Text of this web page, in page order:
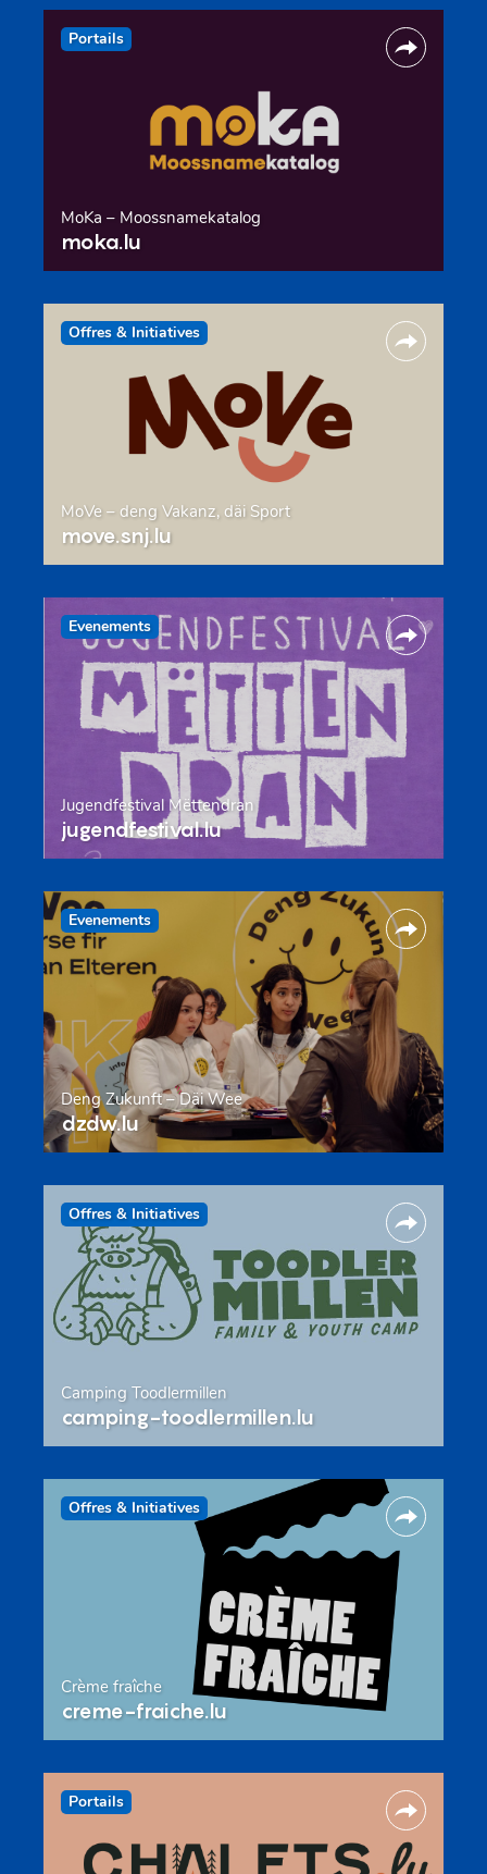
Portails
MoKa – Moossnamekatalog
moka.lu
Offres & Initiatives
MoVe – deng Vakanz, däi Sport
move.snj.lu
Evenements
Jugendfestival Mëttendran
jugendfestival.lu
Evenements
Deng Zukunft – Däi Wee
dzdw.lu
Offres & Initiatives
Camping Toodlermillen
camping-toodlermillen.lu
Offres & Initiatives
Crème fraîche
creme-fraiche.lu
Portails